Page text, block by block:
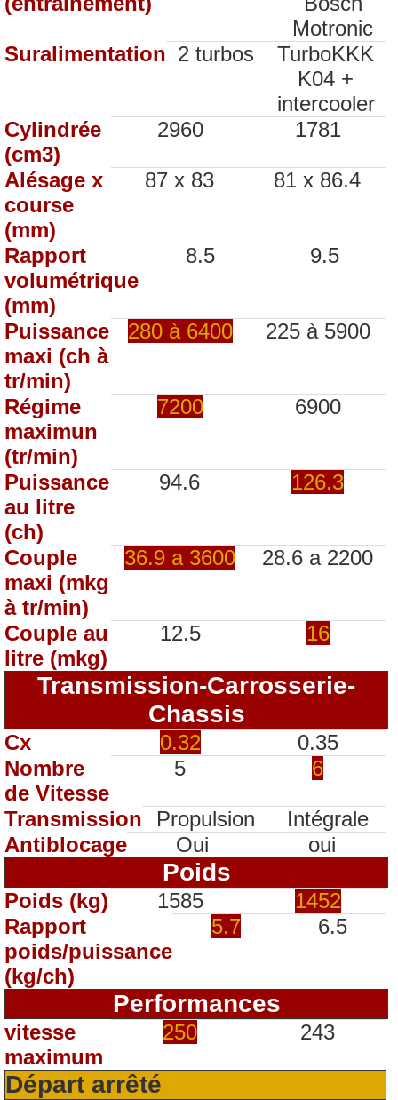
Motronic
Suralimentation 2 turbos
TurboKKK
K04 +
intercooler
Cylindrée
(cm3)
2960 1781
Alésage x
course
(mm)
87 x 83 81 x 86.4
Rapport
volumétrique
(mm)
8.5 9.5
Puissance
maxi (ch à
tr/min)
280 à 6400 225 à 5900
Régime
maximun
(tr/min)
7200 6900
Puissance
au litre
(ch)
94.6 126.3
Couple
maxi (mkg
à tr/min)
36.9 a 3600 28.6 a 2200
Couple au
litre (mkg)
12.5 16
Transmission-Carrosserie-
Chassis
Cx 0.32
0.35
Nombre
de Vitesse
5 6
Transmission Propulsion
Intégrale
Antiblocage
Oui oui
Poids
Poids (kg) 1585
1452
Rapport
poids/puissance
(kg/ch)
5.7 6.5
Performances
vitesse
maximum
250 243
Départ arrêté